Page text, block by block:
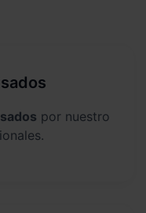
por nuestro